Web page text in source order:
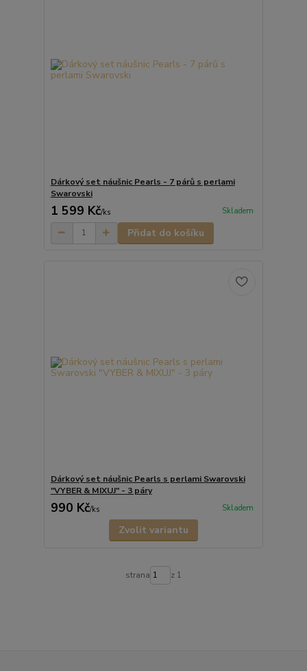
Dárkový set náušnic Pearls - 7 párů s perlami
Swarovski
1 599 Kč/ks Skladem
Přidat do košíku
Dárkový set náušnic Pearls s perlami Swarovski
"VYBER & MIXUJ" - 3 páry
990 Kč/ks Skladem
Zvolit variantu
strana z 1